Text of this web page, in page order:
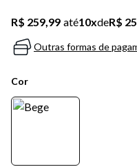
R$ 259,99 até10xdeR$
Outras formas de
Cor